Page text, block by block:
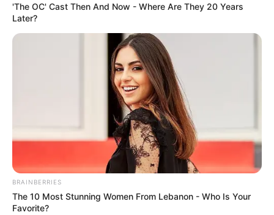
'The OC' Cast Then And Now - Where Are They 20 Years
Later?
BRAINBERRIES
The 10 Most Stunning Women From Lebanon - Who Is Your
Favorite?